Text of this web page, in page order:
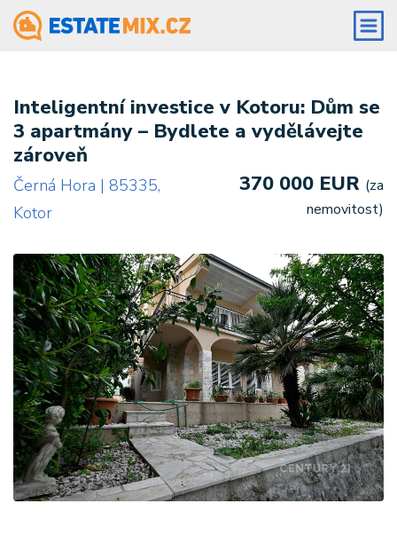
Inteligentní investice v Kotoru: Dům se
3 apartmány – Bydlete a vydělávejte
zároveň
Černá Hora | 85335,
Kotor
370 000 EUR (za
nemovitost)